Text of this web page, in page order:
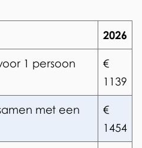
2026
1 persoon
€
1139
met een
€
1454